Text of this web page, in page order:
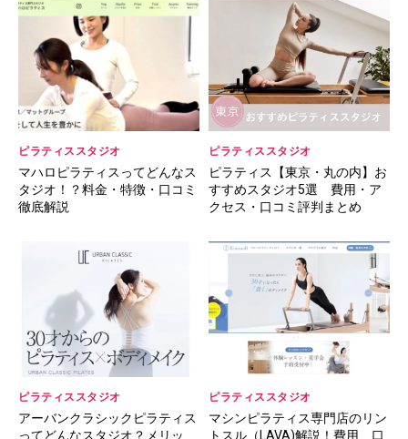
ピラティススタジオ
マハロピラティスってどんなス
タジオ！？料金・特徴・口コミ
徹底解説
ピラティススタジオ
ピラティス【東京・丸の内】お
すすめスタジオ5選 費用・ア
クセス・口コミ評判まとめ
ピラティススタジオ
アーバンクラシックピラティス
ってどんなスタジオ？メリッ
ピラティススタジオ
マシンピラティス専門店のリン
トスル（LAVA)解説！費用、口